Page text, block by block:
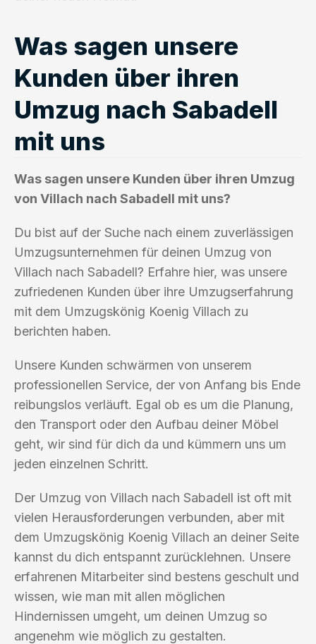
Was sagen unsere
Kunden über ihren
Umzug nach Sabadell
mit uns
Was sagen unsere Kunden über ihren Umzug
von Villach nach Sabadell mit uns?
Du bist auf der Suche nach einem zuverlässigen
Umzugsunternehmen für deinen Umzug von
Villach nach Sabadell? Erfahre hier, was unsere
zufriedenen Kunden über ihre Umzugserfahrung
mit dem Umzugskönig Koenig Villach zu
berichten haben.
Unsere Kunden schwärmen von unserem
professionellen Service, der von Anfang bis Ende
reibungslos verläuft. Egal ob es um die Planung,
den Transport oder den Aufbau deiner Möbel
geht, wir sind für dich da und kümmern uns um
jeden einzelnen Schritt.
Der Umzug von Villach nach Sabadell ist oft mit
vielen Herausforderungen verbunden, aber mit
dem Umzugskönig Koenig Villach an deiner Seite
kannst du dich entspannt zurücklehnen. Unsere
erfahrenen Mitarbeiter sind bestens geschult und
wissen, wie man mit allen möglichen
Hindernissen umgeht, um deinen Umzug so
angenehm wie möglich zu gestalten.